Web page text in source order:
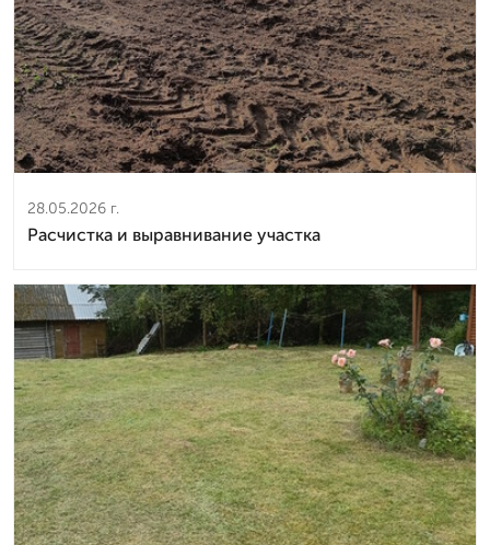
28.05.2026 г.
Расчистка и выравнивание участка